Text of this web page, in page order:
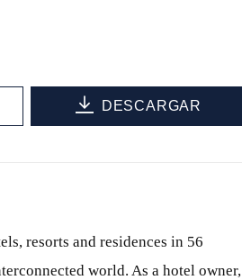
DESCARGAR
resorts and residences in 56
world. As a hotel owner,